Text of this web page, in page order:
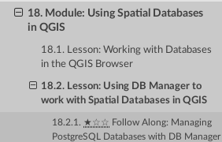
18. Module: Using Spatial Databases
in QGIS
18.1. Lesson: Working with Databases
in the QGIS Browser
18.2. Lesson: Using DB Manager to
work with Spatial Databases in QGIS
18.2.1. ★☆☆ Follow Along: Managing
PostgreSQL Databases with DB Manager